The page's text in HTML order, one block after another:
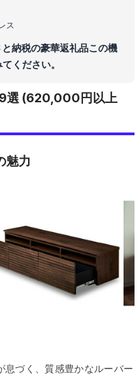
ス
納税の豪華返礼品この機
ください。
選 (620,000円以上
魅力
息づく、質感豊かなルーバー